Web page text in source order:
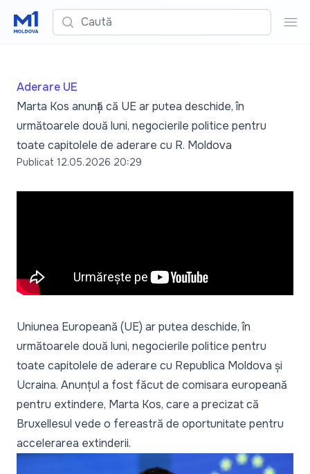
Caută
Aderare UE
Marta Kos anunță că UE ar putea deschide, în
următoarele două luni, negocierile politice pentru
toate capitolele de aderare cu R. Moldova
Publicat 12.05.2026 20:29
Uniunea Europeană (UE) ar putea deschide, în
următoarele două luni, negocierile politice pentru
toate capitolele de aderare cu Republica Moldova și
Ucraina. Anunțul a fost făcut de comisara europeană
pentru extindere, Marta Kos, care a precizat că
Bruxellesul vede o fereastră de oportunitate pentru
accelerarea extinderii.